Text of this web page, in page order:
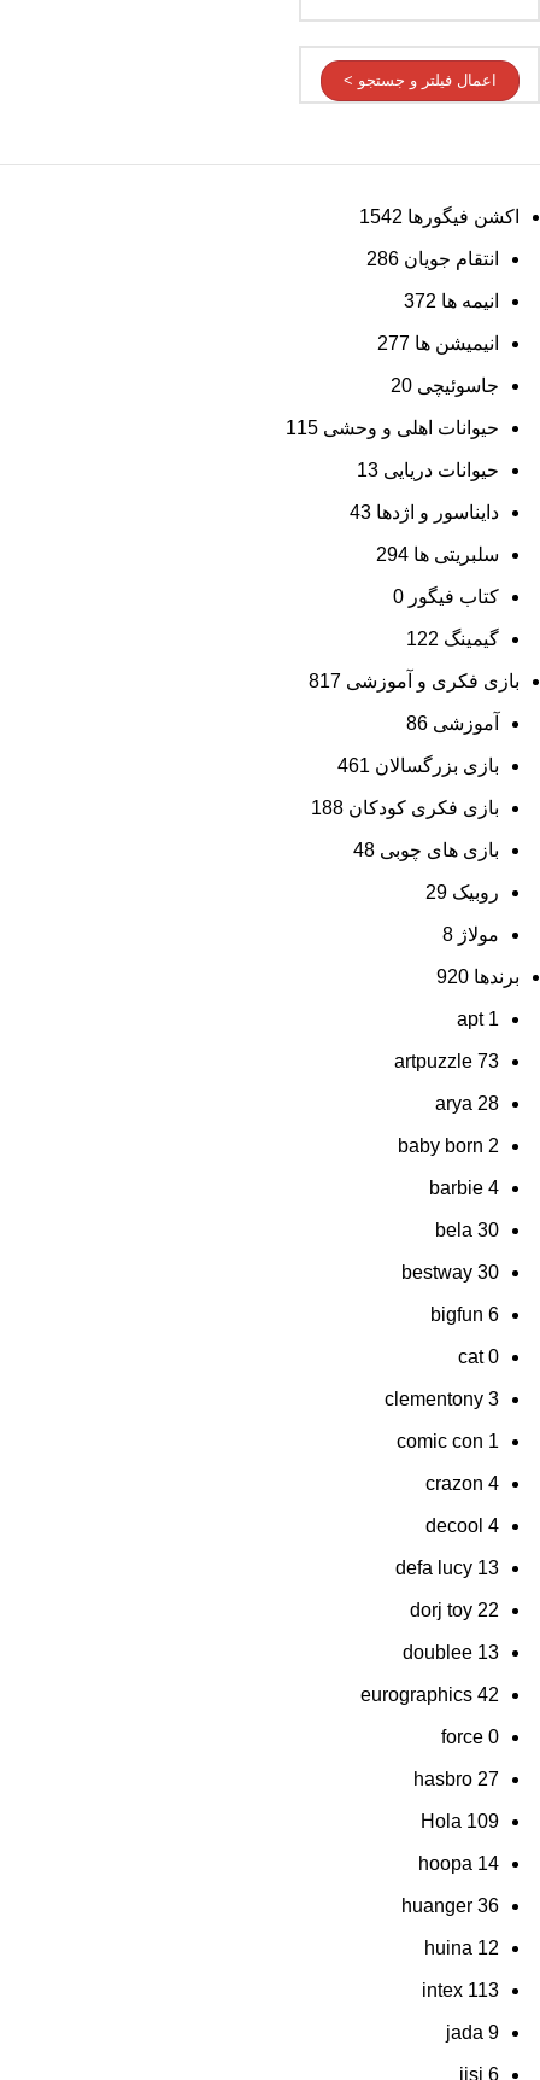
اعمال فیلتر و جستجو >
اکشن فیگورها 1542
انتقام جویان 286
انیمه ها 372
انیمیشن ها 277
جاسوئیچی 20
حیوانات اهلی و وحشی 115
حیوانات دریایی 13
دایناسور و اژدها 43
سلبریتی ها 294
کتاب فیگور 0
گیمینگ 122
بازی فکری و آموزشی 817
آموزشی 86
بازی بزرگسالان 461
بازی فکری کودکان 188
بازی های چوبی 48
روبیک 29
مولاژ 8
برندها 920
apt 1
artpuzzle 73
arya 28
baby born 2
barbie 4
bela 30
bestway 30
bigfun 6
cat 0
clementony 3
comic con 1
crazon 4
decool 4
defa lucy 13
dorj toy 22
doublee 13
eurographics 42
force 0
hasbro 27
Hola 109
hoopa 14
huanger 36
huina 12
intex 113
jada 9
jisi 6